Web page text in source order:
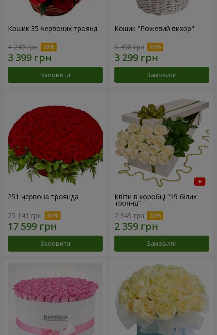
Кошик 35 червоних троянд
4 249 грн
Замовити
Кошик "Рожевий вихор"
5 498 грн
Замовити
251 червона троянда
25 141 грн
Замовити
Квіти в коробці "19 білих
троянд"
2 949 грн
Замовити